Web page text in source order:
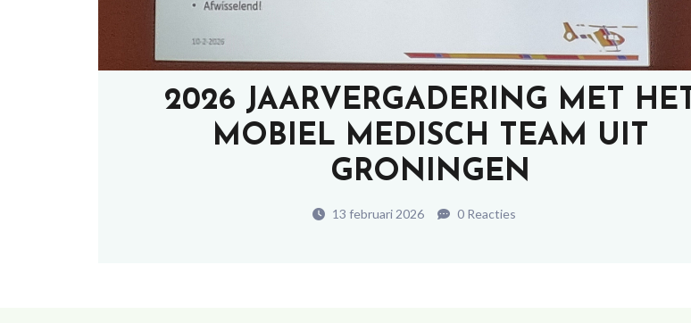
2026 JAARVERGADERING MET HET
MOBIEL MEDISCH TEAM UIT
GRONINGEN
13 februari 2026 0 Reacties